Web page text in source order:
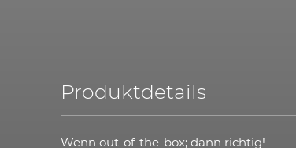
Produktdetails
Wenn out-of-the-box; dann richtig!